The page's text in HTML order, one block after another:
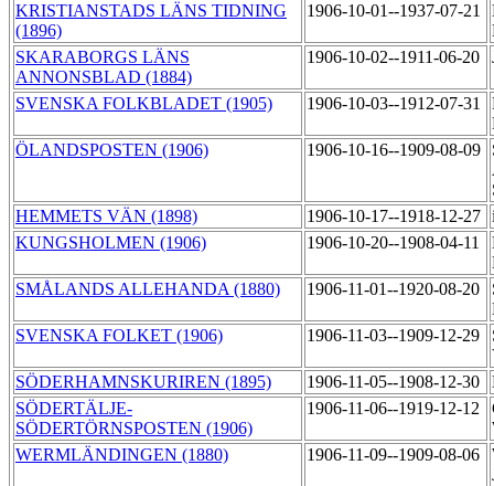
KRISTIANSTADS LÄNS TIDNING
(1896)
1906-10-01--1937-07-21
SKARABORGS LÄNS
ANNONSBLAD (1884)
1906-10-02--1911-06-20
SVENSKA FOLKBLADET (1905) 1906-10-03--1912-07-31
ÖLANDSPOSTEN (1906)
1906-10-16--1909-08-09
HEMMETS VÄN (1898)
1906-10-17--1918-12-27
KUNGSHOLMEN (1906)
1906-10-20--1908-04-11
SMÅLANDS ALLEHANDA (1880)
1906-11-01--1920-08-20
SVENSKA FOLKET (1906)
1906-11-03--1909-12-29
SÖDERHAMNSKURIREN (1895)
1906-11-05--1908-12-30
SÖDERTÄLJE-
SÖDERTÖRNSPOSTEN (1906)
1906-11-06--1919-12-12
WERMLÄNDINGEN (1880)
1906-11-09--1909-08-06